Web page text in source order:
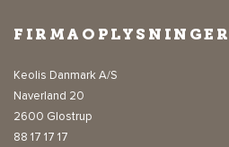
FIRMAOPLYSNINGER
Keolis Danmark A/S
Naverland 20
2600 Glostrup
88 17 17 17